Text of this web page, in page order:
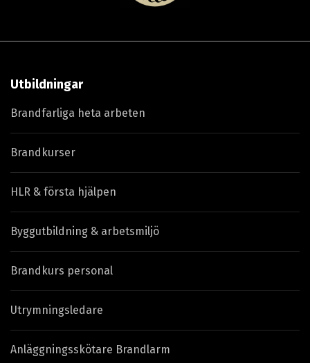
Utbildningar
Brandfarliga heta arbeten
Brandkurser
HLR & första hjälpen
Byggutbildning & arbetsmiljö
Brandkurs personal
Utrymningsledare
Anläggningsskötare Brandlarm